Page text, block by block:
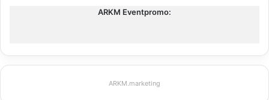
ARKM Eventpromo:
ARKM.marketing